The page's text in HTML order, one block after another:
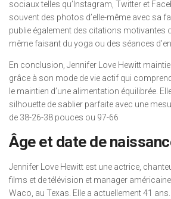
sociaux telles qu’Instagram, Twitter et
souvent des photos d’elle-même avec sa
publie également des citations motivantes
même faisant du yoga ou des séances
En conclusion, Jennifer Love Hewitt
grâce à son mode de vie actif qui
le maintien d’une alimentation équilibrée.
silhouette de sablier parfaite avec une
de 38-26-38 pouces ou 97-66
Âge et date de
Jennifer Love Hewitt est une actrice,
films et de télévision et manager
Waco, au Texas. Elle a actuellement 41 ans.